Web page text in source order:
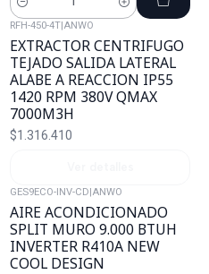
Cantidad
RFH-450-4T ANWO
EXTRACTOR CENTRIFUGO
TEJADO SALIDA LATERAL
ALABE A REACCION IP55
1420 RPM 380V QMAX
7000M3H
$1.316.410
GES9ECO-INV-CD ANWO
AIRE ACONDICIONADO
SPLIT MURO 9.000 BTUH
INVERTER R410A NEW
COOL DESIGN